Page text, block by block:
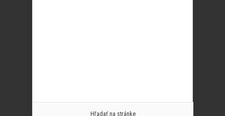
Hľadať na stránke